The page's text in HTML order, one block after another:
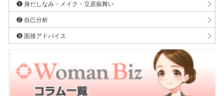
❶ 身だしなみ・メイク・立居振舞い
❷ 自己分析
❸ 面接アドバイス